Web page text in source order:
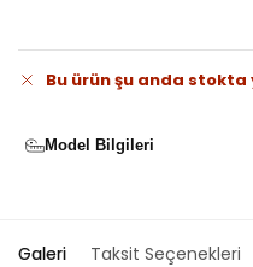
Bu ürün şu anda
Model Bilgileri
Galeri Taksit Seçenekleri